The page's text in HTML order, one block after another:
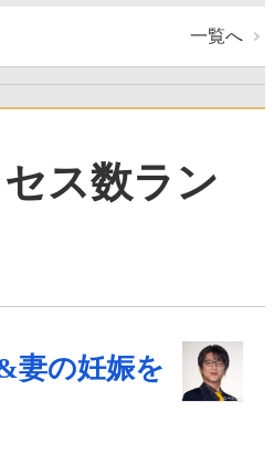
一覧へ
ス数ラン
妻の妊娠を